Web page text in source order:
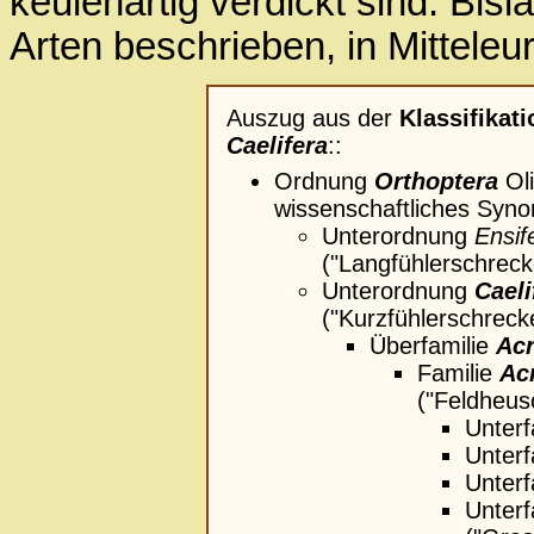
Arten beschrieben, in
Auszug aus der
Caelifera::
Ordnung Orthoptera
wissenschaftliches
Unterordnung
Unterordnung
Überfamilie
Familie